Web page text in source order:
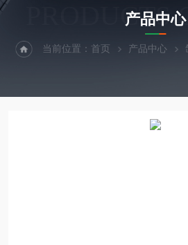
PRODUCTS
产品中心
当前位置：首页 产品中心